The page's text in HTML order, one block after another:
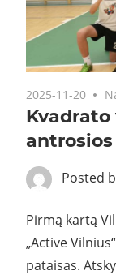
2025-11-20
Kvadrato
Posted
Pirmą kartą
„Active
pataisas.